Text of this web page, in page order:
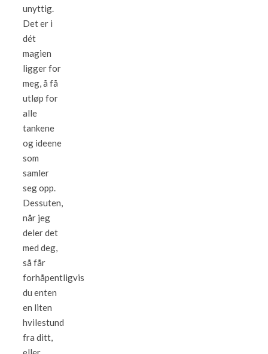
unyttig.
Det er i
dét
magien
ligger for
meg, å få
utløp for
alle
tankene
og ideene
som
samler
seg opp.
Dessuten,
når jeg
deler det
med deg,
så får
forhåpentligvis
du enten
en liten
hvilestund
fra ditt,